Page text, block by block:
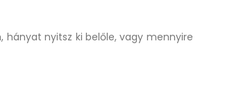
hányat nyitsz ki belőle, vagy mennyire